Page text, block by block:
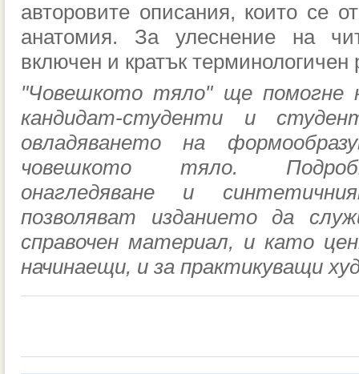
авторовите описания, които се
анатомия. За улеснение на
включен и кратък терминологичен
"Човешкото тяло" ще помогне
кандидат-студенти и
овладяването на
човешкото тяло.
онагледяване и
позволяват изданието да
справочен материал, и като
начинаещи, и за практикуващи